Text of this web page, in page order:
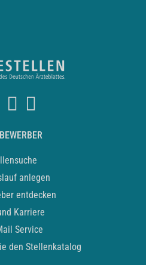
anlegen
entdecken
Karriere
Service
den Stellenkatalog